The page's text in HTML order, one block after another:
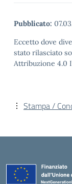
Pubblicato:
Eccetto dove
stato rilasciato
Attribuzione 4.0
Stampa /